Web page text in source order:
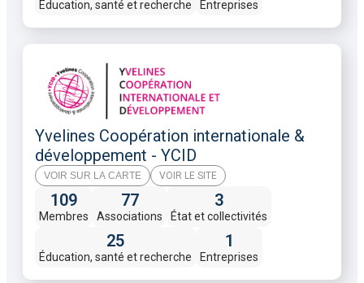
Éducation, santé et recherche Entreprises
Yvelines Coopération internationale &
développement - YCID
VOIR SUR LA CARTE VOIR LE SITE
109
Membres
77
Associations
3
État et collectivités
25
Éducation, santé et recherche
1
Entreprises